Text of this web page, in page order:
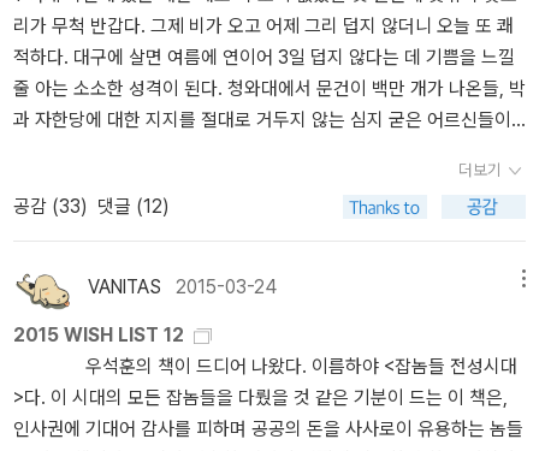
는 이탈리아 공산당을 세운 사회주의 정치인이다. 이탈리아 파시스트
정부의 탄압을 받아 옥중 생활을 한 그람시는 감옥에서 자신의 생각
을 담은 편지를 남겼다.그람시의 주장에 따르면 자본주의가 완전히
장악한 이탈리아에 혁명이 성공하려면 부르주아 기득권과 부르주아
신속하게 ‘기동전(war of maneuver)’을 수행하면 혁명이 실패할 가
능성이 높다. 1905년에 일어난 러시아 혁명을 지켜본 서구 자본주의
지전을 펼쳐야 하며, 자본주의에 맞서서 뒤집을 수 있는 ‘역량’을 갖추
어야 한다. 비록 혁명이 달성하는 데 시간은 오래 걸리지만, 자본주의
의 참호들을 하나하나씩 점령하면 부르주아 기득권의 헤게모니(heg
emony, 지배권)는 무너진다. 이때 사회주의자들이 기동전을 펼칠 기
회가 생긴다.‘비둘기’ 북클럽은 문학과 독서를 쓸모없는 것으로 여기
을 가져야 하는지 아직 잘 모르겠다. 좋아하면서 질투하고, 부러우면
서 다행이다 싶고. : 글쓰기에 대한 소명의식을 드러내는 단단한 목소
리를 마주하는 일이 내 안의 무엇인가를 깨워주기를 바라면서, 나는
이런 글을 열심히 찾아 읽는다. 아름답기까지 하면 감사한 일이다. 감
사하다. 3. 전락 / 알베르 카뮈 지음 / 유영 옮김: 스물 두 살의 syo는
『이방인』을 읽고 어쩐지 잉잉 울어버린 습한 추억이 있는데, 하등 울
일이 아닌데도 어쩐지 잉잉 울어버린 것인데, 그때부터 카뮈를 더 읽
었다가는 울보가 되어버릴까 봐 십년이 훨씬 지나도록 더는 카뮈를
다. 후후. 이제 카뮈를 읽어도 되겠군.: 카뮈는 살아생전 말을 얼마나
잘했을까. 게다가 국가급 외모에 탈국가급 글빨.... 아, 이 사람 이
거...... 어, 잠깐, 지금 이거 눈물인가??!!!!!(깨달음) 으어허허허(해탈)
역시 산은 산이고 물은 물이지(딴소리) 4. 로쟈의 러시아 문학 강의
19세기 / 이현우 지음 / 조성민 그림: 처음 이 책을 읽으며 로쟈 선생
님의 강의를 들을 때 그런 생각을 했다. 언젠가 러시아 문학에 손을 댈
요한 사람이 되었다는 사실을 인지하는 데서 오는 그 충만함에 듬뿍
젖어 있는 사람은 강하다. 깊게 읽고 빽빽하게 쓰며 넓게 생각하다가
자기도 모르게 조금씩 삶이 단단해진다. 흔들리지만 흔들리는 일을
두려워하지 않고, 둘러가지만 둘러가는 일을 어려워하지 않게 된다.
축복처럼 쏟아지는 결맞음의 경험. 그래도 한 번은 겪어봤고, 그게 어
한 책을 읽고 싶다. 푸슈킨 문학은 기본적으로 밝고 경쾌합니다. 슬
요. 레르몬토프나 고골 같은 작가로 가면 정신 건강에 조금 유해합니
다. 독자에게도 체질에 따라서 맞는 작가들이 있어요. 평소에 기분이
너무 고양돼 있는 분들은 푸슈킨하고 잘 안 맞습니다. 같이 가벼우니
까요. 그런 경우에는 끌어내려 줄 수 있는 좀 우울한 작가들이 좋습니
다. 그 대신 평소에 좀 우울하다 싶으면 푸슈킨을 많이 읽으세요. 그러
면 도움을 얻을 수가 있어요. 물론 푸슈킨의 모든 작품이 그런 것은 아
디를 평행하게 눕혀 당신의 볼을 귀에서 턱 방향으로 스치듯 훑어 내
려갈 때 그 동작이 악셀을 밟고 있는 당신의 다리에 어떤 영향을 미칠
지를 생각한다. 목 옆쪽으로 떨어지는 머리칼을 쓸어내릴 때, 어느 높
이에서 시작해야 할지, 몇 개의 손가락을 동원해야 할지, 손가락 사이
도는 벚꽃이 떨어지는 것보다 빨라야 할지 느려야 할지, 나는 천천히
그 모든 경우의 수를 음미한다. 그 모든 경우의 수가 내게서 무엇을 꺼
내 당신에게 무엇을 가져다줄지 살뜰히 짐작하는 일이 기껍다. 그 작
은 얼굴에 손 하나 닿는 방법이 무수하여 무수한 시간동안 나는 당신
을 무수히 생각할 작정이다. 내 심장에서느티나무 같은 밤이 자란다.
너를 향해내 발바닥엔 잔뿌리들 간지러이 뻗치고너를 만지고 싶어서
내 모든 팔들에속속 잎새들 돋아난다._ 황인숙, 「밤의 노래」 부분 나는
겨우라는 붓에 기대어 날마다 사과 한 알씩을 먹으며 당신을 사랑합
니다. 사랑은 하나의 성냥개비가 척, 하고 불꽃을 일으켰다가 꺼지는
리가 무척 반갑다. 그제 비가 오고 어제 그리 덥지 않더니 오늘 또 쾌
적하다. 대구에 살면 여름에 연이어 3일 덥지 않다는 데 기쁨을 느낄
줄 아는 소소한 성격이 된다. 청와대에서 문건이 백만 개가 나온들, 박
과 자한당에 대한 지지를 절대로 거두지 않는 심지 굳은 어르신들이
실이 전혀 놀랍지 않은 무덤덤한 성격이 된다. 과연 인격 도야의 도시
대구. 대한민국 교육수도라는 캐치프레이즈에 낯을 붉힐 필요가 없
는 그야말로 인성교육의 한마당. 읽은 책들 170716-170731 : 40
권 인문 일반 : 5권 1. 인문학 개념정원: 편한 설명. 효과적인 예
시. 간결한 서술. 개념어 사전으로서 더 갖춰야 할 요소가 있을까? 딱
맞는 시기에 만난 듯, 읽는 데 무리가 없는 좋은 시간이었다. 2. 고로
나는 존재하는 고양이: 진짜 좋아하면 이런 일까지 벌이는 것이다. 세
상에, 이 책을 만들면서 즐거워했을 진중권의 표정이 눈에 선하다. 3.
생각의 미술관: 도서관에 입고되기만을 손꼽아 기다렸지만 막상 펼쳐
더보기
공감 (33) 댓글 (12)
VANITAS 2015-03-24
2015 WISH LIST 12
우석훈의 책이 드디어 나왔다. 이름하야 <잡놈들 전성시대
>다. 이 시대의 모든 잡놈들을 다뤘을 것 같은 기분이 드는 이 책은,
인사권에 기대어 감사를 피하며 공공의 돈을 사사로이 유용하는 놈들